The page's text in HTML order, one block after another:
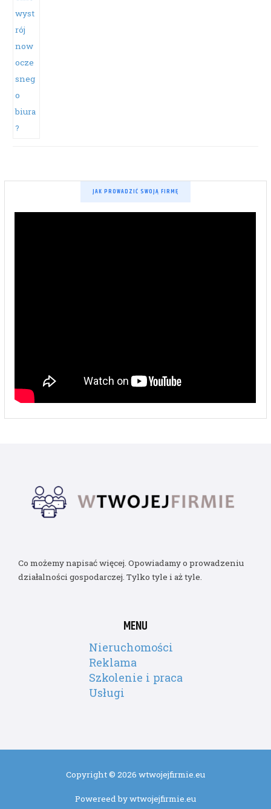
JAK PROWADZIĆ SWOJĄ FIRMĘ
Co możemy napisać więcej. Opowiadamy o prowadzeniu
działalności gospodarczej. Tylko tyle i aż tyle.
MENU
Nieruchomości
Reklama
Szkolenie i praca
Usługi
Copyright © 2026 wtwojejfirmie.eu
Powereed by wtwojejfirmie.eu